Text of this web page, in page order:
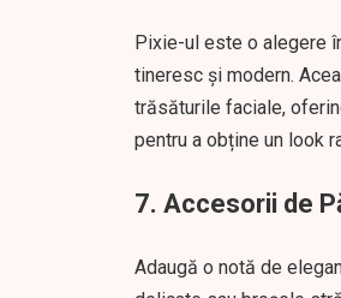
Pixie-ul este o alegere
tineresc și modern.
trăsăturile faciale,
pentru a obține un look
7. Accesorii de
Adaugă o notă de